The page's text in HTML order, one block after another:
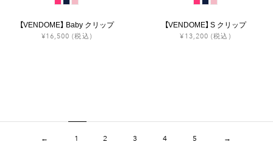
【VENDOME】 Baby クリップ
¥16,500 (税込)
【VENDOME】 S クリップ
¥13,200 (税込)
← 1 2 3 4 5 →